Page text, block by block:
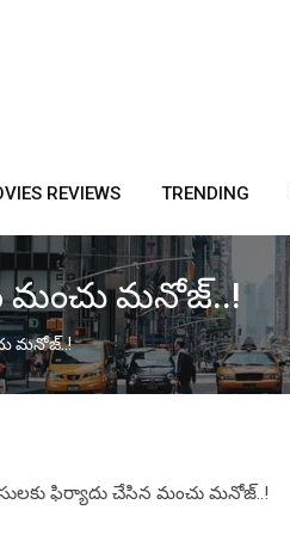
REVIEWS TRENDING
మంచు మనోజ్‌..!
మనోజ్‌..!